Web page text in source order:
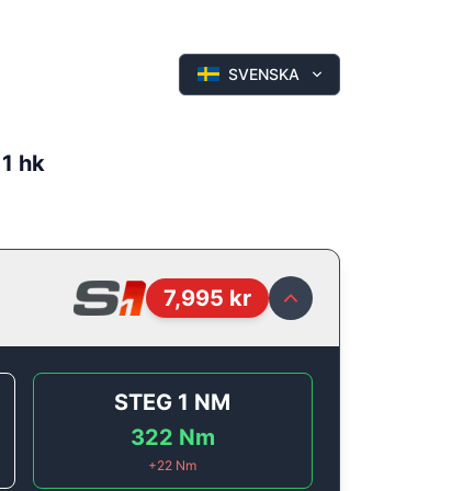
SVENSKA
hk
7,995 kr
STEG 1 NM
322 Nm
+22 Nm